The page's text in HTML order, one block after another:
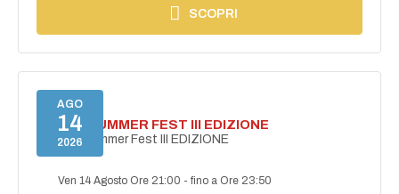
SCOPRI
AGO
14
2026
PANZA SUMMER FEST III EDIZIONE
PANZA Summer Fest III EDIZIONE
Ven 14 Agosto Ore 21:00 -fino a Ore 23:50